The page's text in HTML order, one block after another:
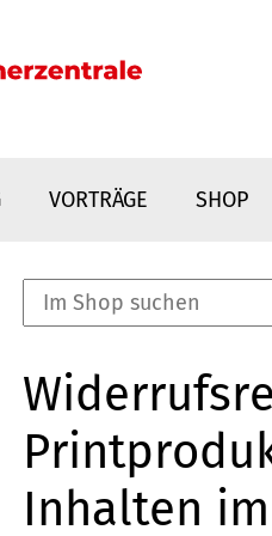
VORTRÄGE SHOP
Inhalten